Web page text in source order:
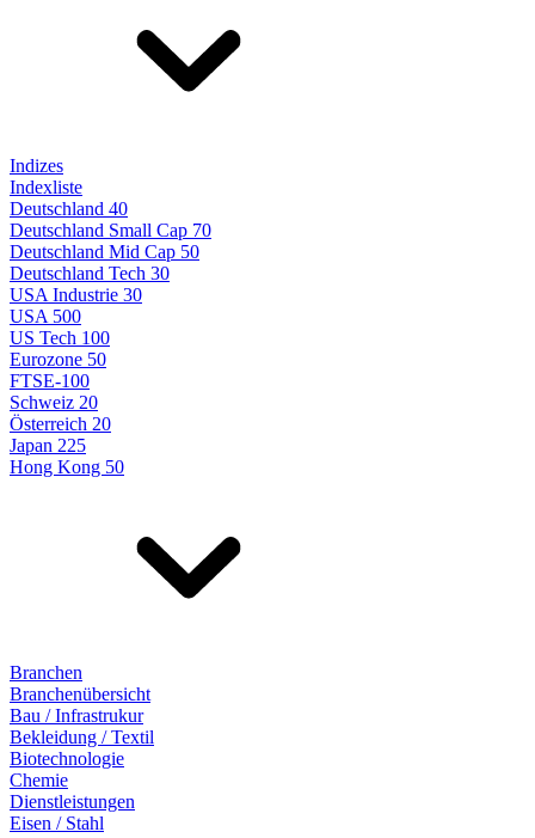
Indizes
Indexliste
Deutschland 40
Deutschland Small Cap 70
Deutschland Mid Cap 50
Deutschland Tech 30
USA Industrie 30
USA 500
US Tech 100
Eurozone 50
FTSE-100
Schweiz 20
Österreich 20
Japan 225
Hong Kong 50
Branchen
Branchenübersicht
Bau / Infrastrukur
Bekleidung / Textil
Biotechnologie
Chemie
Dienstleistungen
Eisen / Stahl